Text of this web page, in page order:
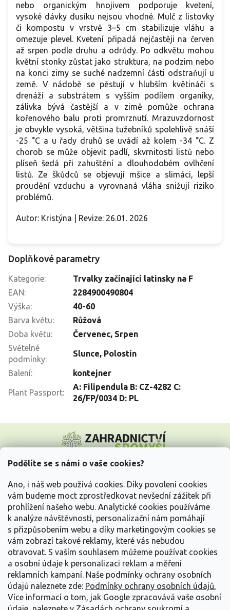
Podělíte se s námi o vaše cookies?
Ano, i náš web používá cookies. Díky povolení cookies
vám budeme moct zprostředkovat nevšední zážitek při
prohlížení našeho webu. Analytické cookies používáme
k analýze návštěvnosti, personalizační nám pomáhají
s přizpůsobením webu a díky marketingovým cookies se
vám zobrazí takové reklamy, které vás nebudou
otravovat. S vaším souhlasem můžeme používat cookies
a osobní údaje k personalizaci reklam a měření
reklamních kampaní. Naše podmínky ochrany osobních
údajů naleznete zde: Podmínky ochrany osobních údajů.
Více informací o tom, jak Google zpracovává vaše osobní
nebo organickým hnojivem podporuje kvetení,
vysoké dávky dusíku nejsou vhodné. Mulč z listovky
či kompostu v vrstvě 3–5 cm stabilizuje vláhu a
omezuje plevel. Kvetení připadá nejčastěji na červen
až srpen podle druhu a odrůdy. Po odkvětu mohou
květní stonky zůstat jako struktura, na podzim nebo
na konci zimy se suché nadzemní části odstraňují u
země. V nádobě se pěstují v hlubším květináči s
drenáží a substrátem s vyšším podílem organiky,
zálivka bývá častější a v zimě pomůže ochrana
kořenového balu proti promrznutí. Mrazuvzdornost
je obvykle vysoká, většina tužebníků spolehlivě snáší
-25 °C a u řady druhů se uvádí až kolem -34 °C. Z
chorob se může objevit padlí, skvrnitosti listů nebo
plíseň šedá při zahuštění a dlouhodobém ovlhčení
listů. Ze škůdců se objevují mšice a slimáci, lepší
proudění vzduchu a vyrovnaná vláha snižují riziko
problémů.
Autor: Kristýna | Revize: 26.01. 2026
Doplňkové parametry
Kategorie:
Trvalky začínající latinsky na F
EAN:
2284900490804
Výška:
40-60
Barva květu:
Růžová
Doba květu: Červenec, Srpen
Světelné
podmínky:
Slunce, Polostín
Balení: kontejner
Plant Passport:
A: Filipendula B: CZ-4282 C:
26/FP/0034 D: PL
p
Vše o nákupu
Informace pro Vás
Kontakujte nás